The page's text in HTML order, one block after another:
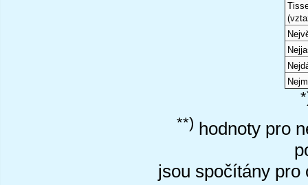
**) hodnoty pro
jsou spočítány pro